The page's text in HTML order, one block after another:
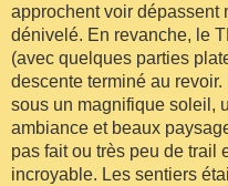
approchent voir dépassent
dénivelé. En revanche, le
(avec quelques parties
descente terminé au
sous un magnifique soleil,
ambiance et beaux
pas fait ou très peu de trail
incroyable. Les sentiers